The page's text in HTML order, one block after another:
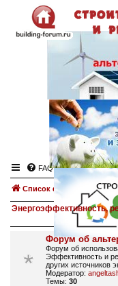
FAQ
Список форумов
Энергоэффективность,
Форум об
Форум об
Эффективность и
других источников
Модератор:
Темы: 30